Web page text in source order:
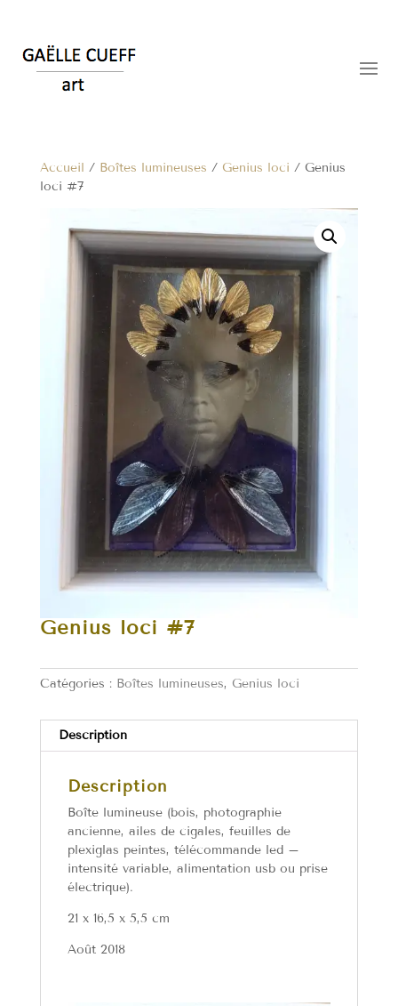
Accueil / Boîtes lumineuses / Genius loci / Genius
loci #7
Genius loci #7
Catégories : Boîtes lumineuses, Genius loci
Description
Description
Boîte lumineuse (bois, photographie
ancienne, ailes de cigales, feuilles de
plexiglas peintes, télécommande led –
intensité variable, alimentation usb ou prise
électrique).
21 x 16,5 x 5,5 cm
Août 2018